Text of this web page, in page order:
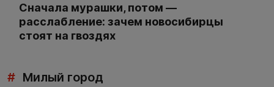
Сначала мурашки, потом —
расслабление: зачем новосибирцы
стоят на гвоздях
# Милый город